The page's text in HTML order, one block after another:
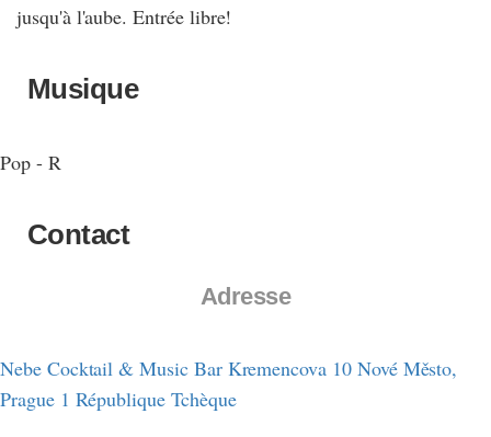
jusqu'à l'aube. Entrée libre!
Musique
Pop - R
Contact
Adresse
Nebe Cocktail & Music Bar Kremencova 10 Nové Město,
Prague 1 République Tchèque